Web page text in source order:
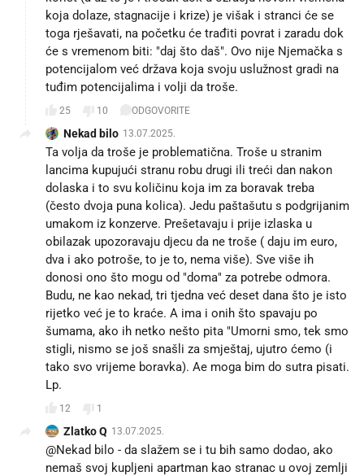
koja dolaze, stagnacije i krize) je višak i stranci će se
toga rješavati, na početku će trađiti povrat i zaradu dok
će s vremenom biti: "daj što daš". Ovo nije Njemačka s
potencijalom već država koja svoju uslužnost gradi na
tuđim potencijalima i volji da troše.
25 10 ODGOVORITE
Nekad bilo 13.07.2025.
Ta volja da troše je problematična. Troše u stranim
lancima kupujući stranu robu drugi ili treći dan nakon
dolaska i to svu količinu koja im za boravak treba
(često dvoja puna kolica). Jedu paštašutu s podgrijanim
umakom iz konzerve. Prešetavaju i prije izlaska u
obilazak upozoravaju djecu da ne troše ( daju im euro,
dva i ako potroše, to je to, nema više). Sve više ih
donosi ono što mogu od "doma" za potrebe odmora.
Budu, ne kao nekad, tri tjedna već deset dana što je isto
rijetko već je to kraće. A ima i onih što spavaju po
šumama, ako ih netko nešto pita "Umorni smo, tek smo
stigli, nismo se još snašli za smještaj, ujutro ćemo (i
tako svo vrijeme boravka). Ae moga bim do sutra pisati.
Lp.
12 1
Zlatko Q 13.07.2025.
@Nekad bilo - da slažem se i tu bih samo dodao, ako
nemaš svoj kupljeni apartman kao stranac u ovoj zemlji